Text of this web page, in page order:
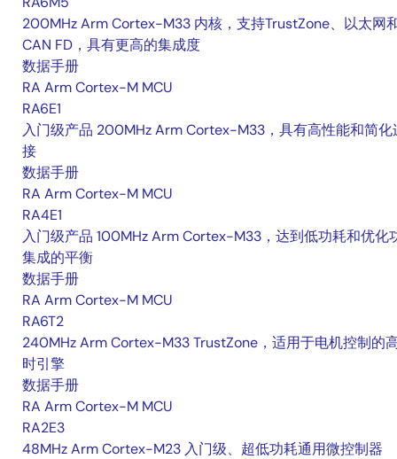
200MHz Arm Cortex-M33 内核，支持TrustZone、以太网
CAN FD，具有更高的集成度
数据手册
RA Arm Cortex-M MCU
RA6E1
入门级产品 200MHz Arm Cortex-M33，具有高性能和简化
接
数据手册
RA Arm Cortex-M MCU
RA4E1
入门级产品 100MHz Arm Cortex-M33，达到低功耗和优化
集成的平衡
数据手册
RA Arm Cortex-M MCU
RA6T2
240MHz Arm Cortex-M33 TrustZone，适用于电机控制的
时引擎
数据手册
RA Arm Cortex-M MCU
RA2E3
48MHz Arm Cortex-M23 入门级、超低功耗通用微控制器